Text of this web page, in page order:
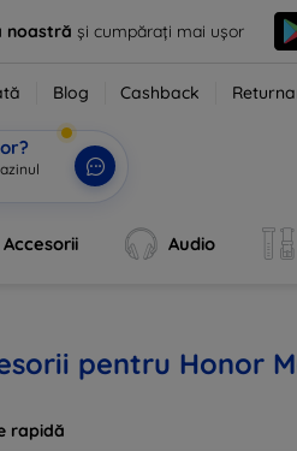
noastră și cumpărați mai ușor
Blog Cashback
Accesorii Audio
pentru Honor
rapidă